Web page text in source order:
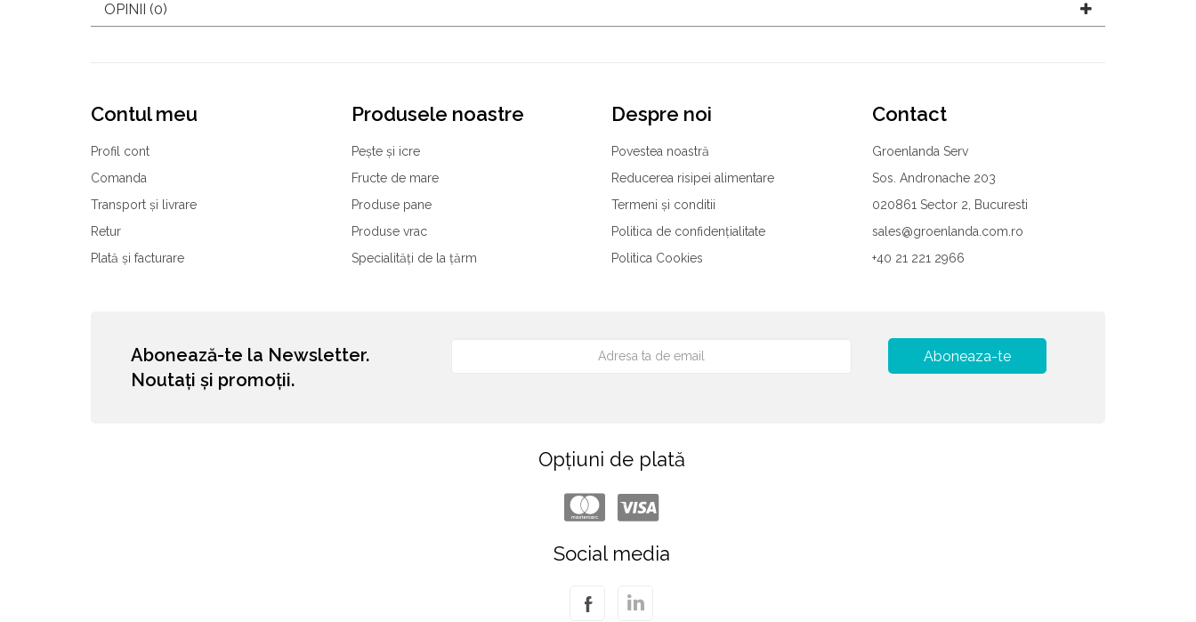
OPINII (0)
Contul meu
Profil cont
Comanda
Transport și livrare
Retur
Plată și facturare
Produsele noastre
Pește și icre
Fructe de mare
Produse pane
Produse vrac
Specialități de la țărm
Despre noi
Povestea noastră
Reducerea risipei alimentare
Termeni și conditii
Politica de confidențialitate
Politica Cookies
Contact
Groenlanda Serv
Sos. Andronache 203
020861 Sector 2, Bucuresti
sales@groenlanda.com.ro
+40 21 221 2966
Abonează-te la Newsletter.
Noutați și promoții.
Aboneaza-te
Opțiuni de plată
Social media